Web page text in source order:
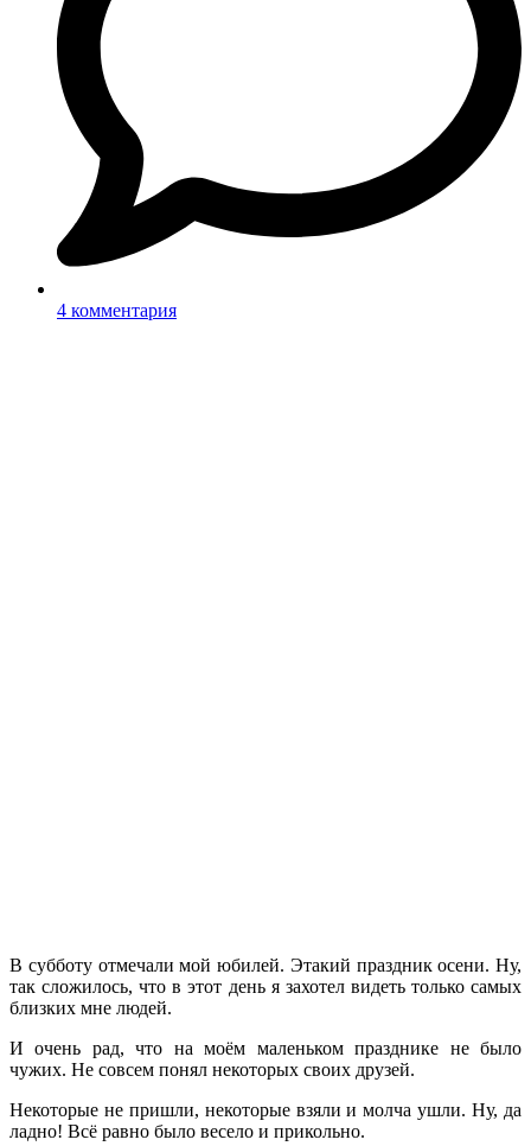
4 комментария
В субботу отмечали мой юбилей. Этакий праздник осени. Ну,
так сложилось, что в этот день я захотел видеть только самых
близких мне людей.
И очень рад, что на моём маленьком празднике не было
чужих. Не совсем понял некоторых своих друзей.
Некоторые не пришли, некоторые взяли и молча ушли. Ну, да
ладно! Всё равно было весело и прикольно.